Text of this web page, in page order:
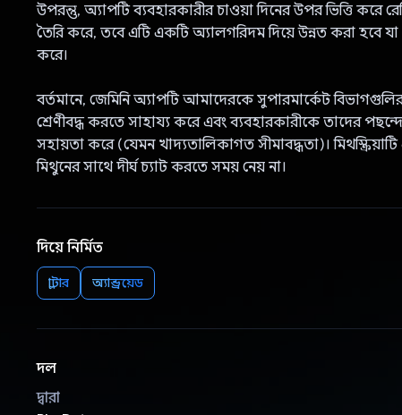
উপরন্তু, অ্যাপটি ব্যবহারকারীর চাওয়া দিনের উপর ভিত্তি
তৈরি করে, তবে এটি একটি অ্যালগরিদম দিয়ে উন্নত করা হবে
করে।
বর্তমানে, জেমিনি অ্যাপটি আমাদেরকে সুপারমার্কেট
শ্রেণীবদ্ধ করতে সাহায্য করে এবং ব্যবহারকারীকে তাদের
সহায়তা করে (যেমন খাদ্যতালিকাগত সীমাবদ্ধতা)। মিথস্ক্রিয়াটি
মিথুনের সাথে দীর্ঘ চ্যাট করতে সময় নেয় না।
দিয়ে নির্মিত
ফ্লাটার অ্যান্ড্রয়েড
দল
দ্বারা